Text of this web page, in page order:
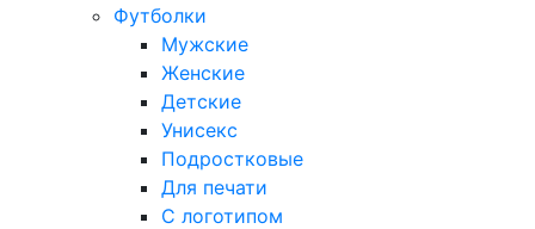
Футболки
Мужские
Женские
Детские
Унисекс
Подростковые
Для печати
С логотипом